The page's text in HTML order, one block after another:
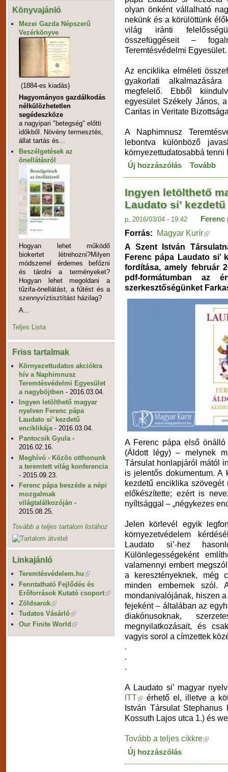
Könyvajánló
Mezei Gazda Népszerű
Vezérkönyve
(1884-es kiadás)
Hagyományos gazdálkodás
nélkülözhetetlen
segédeszköze
a nagyipari "betegség" előtti
időkből. Növény termesztés,
állat tartás és...
Beszélgetések az
önellátásról
Hogyan lehet működő
biokertet létrehozni?Milyen
módszerrel érdemes befőzni
és tárolni a terményeket?
Hogyan lehet megoldani a
tűzifa-önellátást, a fűtést és a
szennyvíztisztítást házilag?
A...
Teljes Lista
Friss tartalmak
Környezettudatos akciókra
hív a Naphimnusz
Teremtésvédelmi Egyesület
a nagyböjtben - 2016.03.04.
Ingyen letölthető magyar
nyelven Ferenc pápa
Laudato si’ kezdetű
enciklikája - 2016.03.04.
Pantocsik Gyula -
2016.02.16.
Meghívó - Közös otthonunk
a teremtett világ konferencia
- 2015.09.23.
Ferenc pápa beszéde a népi
mozgalmak
világtalálkozóján -
2015.08.25.
Tovább a teljes tartalom listához
Linkajánló
Teremtésvédelem.hu
Fenntatható Fejlődés és
Erőforrások Kutató csoport
Zöldsarok
Tudatos Vásárló
Our Finite World
olyan önként vállalható
nekünk és a körülöttünk
világ iránti
összefüggéseit –
Teremtésvédelmi Egyesület.
Az enciklika elméleti
gyakorlati
megfelelő. Ebből
egyesület Székely János,
Caritas in Veritate
A Naphimnusz
lebontva különböző
környezettudatosabbá tenni
Új hozzászólás Tovább
Ingyen letölthető
Laudato si’
p, 2016/03/04 - 19:42 Ferenc
Forrás:
Magyar Kurír
A Szent István
Ferenc pápa Laudato si’
fordítása, amely február
pdf-formátumban az
szerkesztőségünket
A Ferenc pápa első önálló
(Áldott légy) – melynek
Társulat honlapjáról mától
is jelentős dokumentum. A
kezdetű enciklika
előkészítette; ezért is
nyíltsággal – „négykezes
Jelen körlevél egyik
környezetvédelem
Laudato si’-hez
Különlegességeként
valamennyi embert
a keresztényeknek, még
minden embernek szól.
mondanivalójának, hiszen
fejeként – általában az
diakónusoknak,
megnyilatkozásait, és
vagyis sorol a címzettek
.
.
.
A Laudato si’ magyar
ITT
érhető el, illetve a
István Társulat Stephanus
Kossuth Lajos utca 1.) és
Tovább a teljes cikkre
Új hozzászólás